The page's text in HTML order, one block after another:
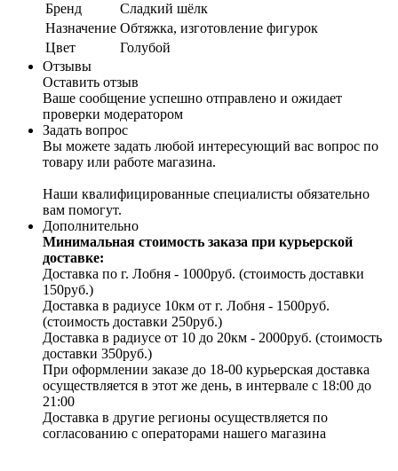
Бренд
Сладкий шёлк
Назначение Обтяжка, изготовление фигурок
Цвет
Голубой
Отзывы
Оставить отзыв
Ваше сообщение успешно отправлено и ожидает
проверки модератором
Задать вопрос
Вы можете задать любой интересующий вас вопрос по
товару или работе магазина.
Наши квалифицированные специалисты обязательно
вам помогут.
Дополнительно
Минимальная стоимость заказа при курьерской
доставке:
Доставка по г. Лобня - 1000руб. (стоимость доставки
150руб.)
Доставка в радиусе 10км от г. Лобня - 1500руб.
(стоимость доставки 250руб.)
Доставка в радиусе от 10 до 20км - 2000руб. (стоимость
доставки 350руб.)
При оформлении заказе до 18-00 курьерская доставка
осуществляется в этот же день, в интервале с 18:00 до
21:00
Доставка в другие регионы осуществляется по
согласованию с операторами нашего магазина